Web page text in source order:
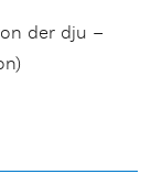
der dju –